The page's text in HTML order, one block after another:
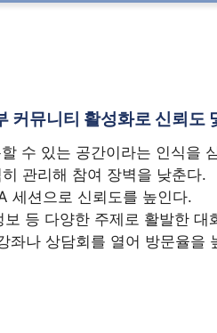
커뮤니티 활성화로 신뢰도
수 있는 공간이라는 인식을
관리해 참여 장벽을 낮춘다.
세션으로 신뢰도를 높인다.
등 다양한 주제로 활발한 대
좌나 상담회를 열어 방문율을